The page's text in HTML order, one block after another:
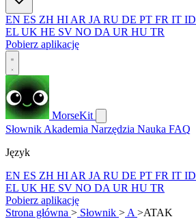
EN ES ZH HI AR JA RU DE PT FR IT ID
EL UK HE SV NO DA UR HU TR
Pobierz aplikację
MorseKit
Słownik Akademia Narzędzia Nauka FAQ
Język
EN ES ZH HI AR JA RU DE PT FR IT ID
EL UK HE SV NO DA UR HU TR
Pobierz aplikację
Strona główna > Słownik > A >ATAK